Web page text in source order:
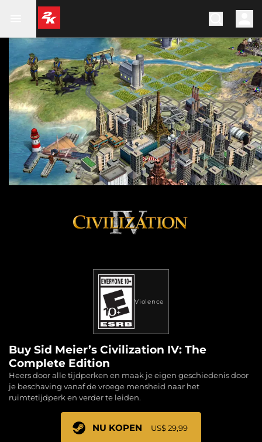
Violence
Buy Sid Meier’s Civilization IV: The
Complete Edition
Heers door alle tijdperken en maak je eigen geschiedenis door
je beschaving vanaf de vroege mensheid naar het
ruimtetijdperk en verder te leiden.
NU KOPEN US$ 29,99